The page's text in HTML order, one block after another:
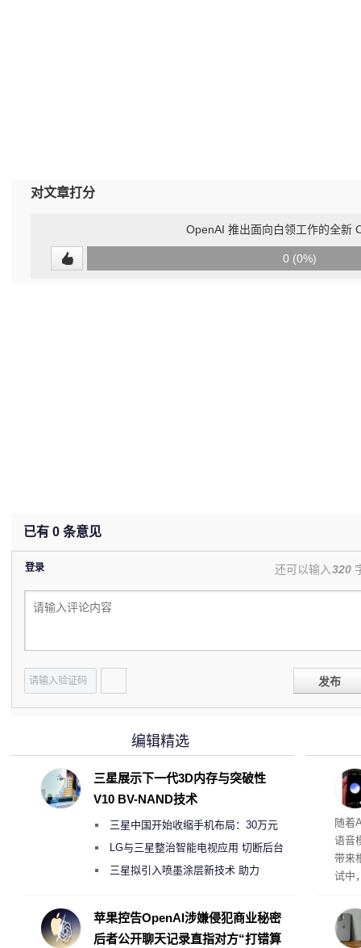
对文章打分
OpenAI 推出面向白领工作的全新
0 (0%)
已有 0 条意见
登录 还可以输入320
发布
理”
随着
语音
带来
试中
互
桌面
编辑精选
三星展示下一代3D内存与突破性
V10 BV-NAND技术
三星中国开始收缩手机布局：30万元
月销售额不达标门店 将被逐步清退
LG与三星整治智能电视应用 切断后台
偷偷共享带宽的违规行为
三星拟引入喷墨涂层新技术 助力
度
苹果控告OpenAI涉嫌侵犯商业秘密
后者公开聊天记录直指对方“打错算